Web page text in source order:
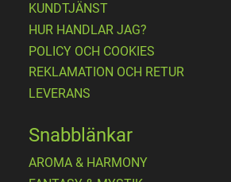
KUNDTJÄNST
HUR HANDLAR JAG?
POLICY OCH COOKIES
REKLAMATION OCH RETUR
LEVERANS
Snabblänkar
AROMA & HARMONY